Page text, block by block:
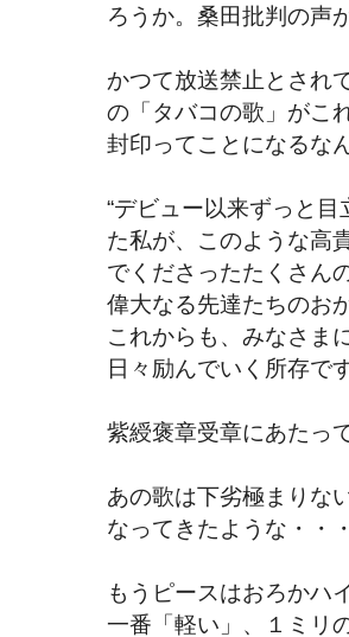
ろうか。桑田批判の声
かつて放送禁止とされ
の「タバコの歌」がこ
封印ってことになるな
“デビュー以来ずっと
た私が、このような高
でくださったたくさん
偉大なる先達たちのお
これからも、みなさま
日々励んでいく所存で
紫綬褒章受章にあたっ
あの歌は下劣極まりな
なってきたような・・・
もうピースはおろかハ
一番「軽い」、１ミリ